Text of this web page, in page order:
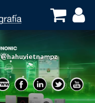
@hahuvietnampz